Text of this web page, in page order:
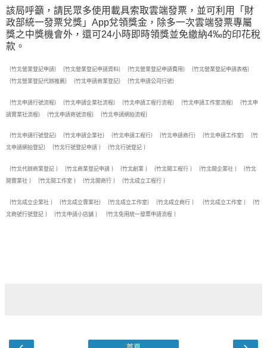
該局呼籲，請民眾多使用載具索取雲端發票，並可利用「財
政部統一發票兌獎」App兌領獎金，除多一次雲端發票專屬
獎之中獎機會外，還可24小時即時領獎並免繳納4‰的印花稅
款。
｛竹北營業登記申請｝｛竹北營業登記申請資料｝｛竹北營業登記申請費用｝｛竹北營業登記申請表格｝
｛竹北營業登記代辦推薦｝｛竹北申請商業登記｝｛竹北申請公司行號｝
｛竹北申請行號流程｝｛竹北申請企業社流程｝｛竹北申請工程行流程｝｛竹北申請工作室流程｝｛竹北申
請實業社流程｝｛竹北申請商號流程｝｛竹北申請網拍流程｝
｛竹北申請行號登記｝｛竹北申請企業社｝｛竹北申請工程行｝｛竹北申請商行｝｛竹北申請工作室｝｛竹
北申請網拍登記｝｛竹北行號登記申請 ｝｛竹北行號登記 ｝
｛竹北代辦商業登記 ｝｛竹北商業登記申請 ｝｛竹北創業 ｝｛竹北開工程行 ｝｛竹北開企業社 ｝｛竹北
開實業社 ｝｛竹北開工作室 ｝｛竹北開商行 ｝｛竹北成立工程行 ｝
｛竹北成立企業社 ｝｛竹北成立實業社｝｛竹北成立工作室｝｛竹北成立商行 ｝ ｛竹北成立工作室 ｝｛竹
北商號行號登記 ｝｛竹北申請小店舖 ｝ ｛竹北免用統一發票申請流程 ｝